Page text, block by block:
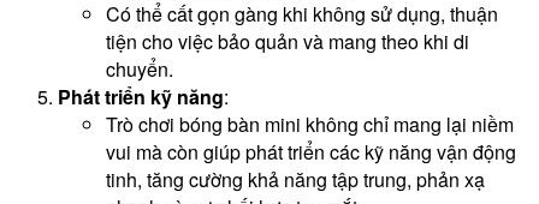
Có thể cất gọn gàng khi không sử dụng, thuận
tiện cho việc bảo quản và mang theo khi di
chuyển.
Phát triển kỹ năng:
Trò chơi bóng bàn mini không chỉ mang lại niềm
vui mà còn giúp phát triển các kỹ năng vận động
tinh, tăng cường khả năng tập trung, phản xạ